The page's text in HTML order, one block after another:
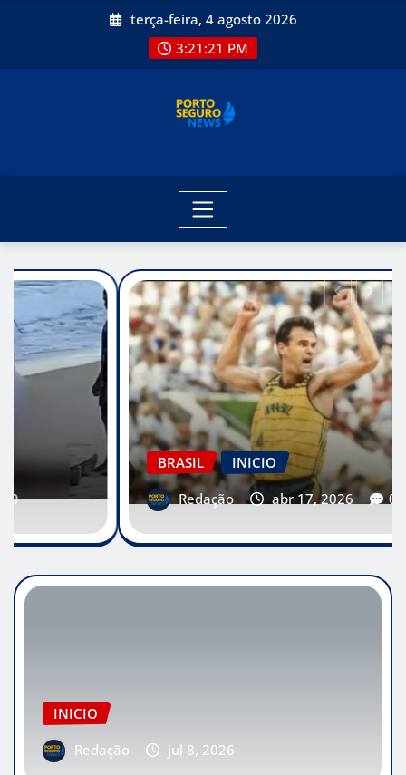
terça-feira, 4 agosto 2026
3:21:23 PM
BRASIL
INICIO
Redação
abr 17, 2026 0
INICIO
Redação
jul 8, 2026